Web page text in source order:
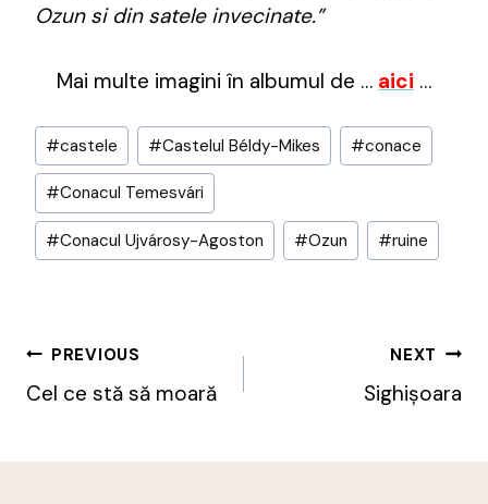
Ozun si din satele invecinate.”
Mai multe imagini în albumul de … aici …
Post
Tags:
#castele #Castelul Béldy-Mikes #conace
#Conacul Temesvári
#Conacul Ujvárosy-Agoston #Ozun #ruine
Post
Navigation
PREVIOUS
Cel ce stă să moară
NEXT
Sighișoara